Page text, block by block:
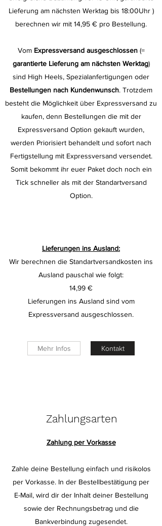
Lieferung am nächsten Werktag bis 18:00Uhr )
berechnen wir mit 14,95 € pro Bestellung.
Vom Expressversand ausgeschlossen(=
garantierte Lieferung am nächsten Werktag)
sind High Heels, Spezialanfertigungen oder
Bestellungen nach Kundenwunsch. Trotzdem
besteht die Möglichkeit über Expressversand zu
kaufen, denn Bestellungen die mit der
Expressversand Option gekauft wurden,
werden Priorisiert behandelt und sofort nach
Fertigstellung mit Expressversand versendet.
Somit bekommt ihr euer Paket doch noch ein
Tick schneller als mit der Standartversand
Option.
Lieferungen ins Ausland:
Wir berechnen die Standartversandkosten ins
Ausland pauschal wie folgt:
14,99 €
Lieferungen ins Ausland sind vom
Expressversand ausgeschlossen.
Mehr Infos Kontakt
Zahlungsarten
Zahlung per Vorkasse
Zahle deine Bestellung einfach und risikolos
per Vorkasse. In der Bestellbestätigung per
E-Mail, wird dir der Inhalt deiner Bestellung
sowie der Rechnungsbetrag und die
Bankverbindung zugesendet.